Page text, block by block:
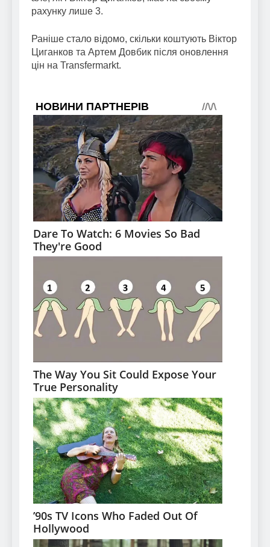
рахунку лише 3.
Раніше стало відомо, скільки коштують Віктор
Циганков та Артем Довбик після оновлення
цін на Transfermarkt.